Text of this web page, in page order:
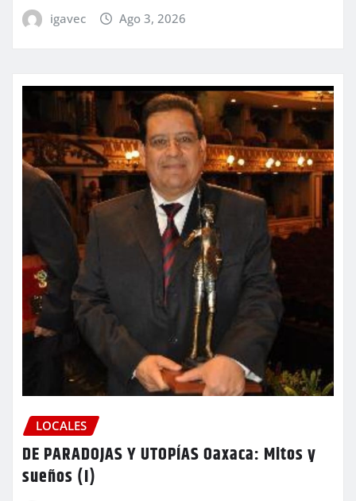
igavec Ago 3, 2026
LOCALES
DE PARADOJAS Y UTOPÍAS Oaxaca: Mitos y
sueños (I)